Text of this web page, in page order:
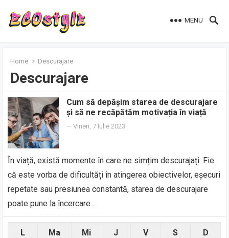
MENU
Home Descurajare
Descurajare
Cum să depășim starea de descurajare
și să ne recăpătăm motivația în viață
—Vineri, 7 Iulie 2023
În viață, există momente în care ne simțim descurajați. Fie
că este vorba de dificultăți în atingerea obiectivelor, eșecuri
repetate sau presiunea constantă, starea de descurajare
poate pune la încercare…
L Ma Mi J V S D